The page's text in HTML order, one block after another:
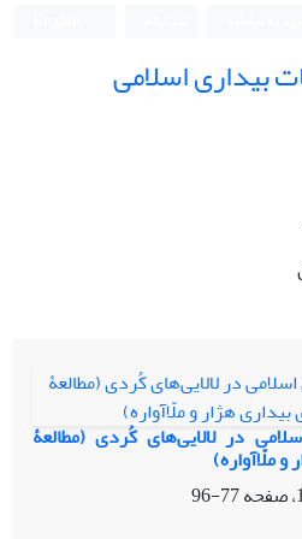
بیداری اسلامی
در لالایی‌های کُردی (مطالعۀ
ملّاآواره)
77-96